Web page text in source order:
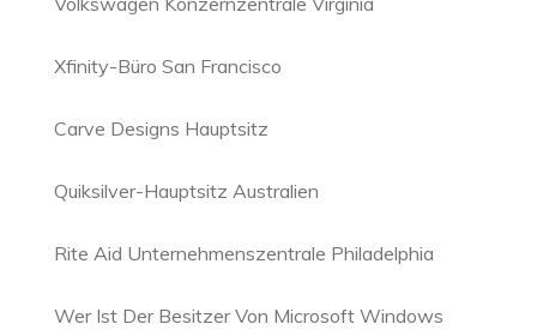
Xfinity-Büro San Francisco
Carve Designs Hauptsitz
Quiksilver-Hauptsitz Australien
Rite Aid Unternehmenszentrale Philadelphia
Wer Ist Der Besitzer Von Microsoft Windows